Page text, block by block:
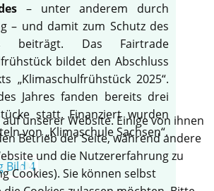
– unter anderem durch
– und damit zum Schutz des
beiträgt. Das Fairtrade
bildet den Abschluss
„Klimaschulfrühstück 2025“.
Jahres fanden bereits drei
statt. Finanziert wurden
von „Klimaschule Sachsen“.
unserer Website. Einige von ihnen
Betrieb der Seite, während andere
und die Nutzererfahrung zu
Cookies). Sie können selbst